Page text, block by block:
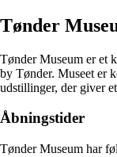
Tønder
Tønder Museum er et
by Tønder. Museet er
udstillinger, der giver
Åbningstider
Tønder Museum har